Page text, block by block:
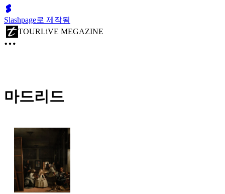
Slashpage로 제작됨
TOURLiVE MEGAZINE
마드리드